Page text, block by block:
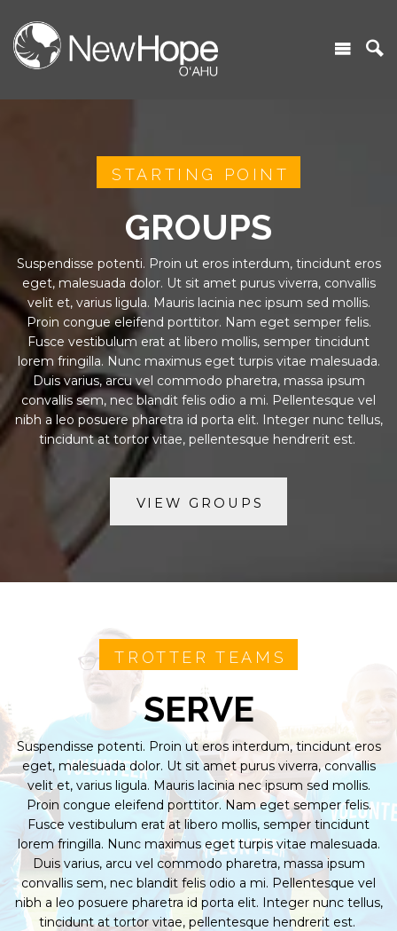
STARTING POINT
GROUPS
Suspendisse potenti. Proin ut eros interdum, tincidunt eros
eget, malesuada dolor. Ut sit amet purus viverra, convallis
velit et, varius ligula. Mauris lacinia nec ipsum sed mollis.
Proin congue eleifend porttitor. Nam eget semper felis.
Fusce vestibulum erat at libero mollis, semper tincidunt
lorem fringilla. Nunc maximus eget turpis vitae malesuada.
Duis varius, arcu vel commodo pharetra, massa ipsum
convallis sem, nec blandit felis odio a mi. Pellentesque vel
nibh a leo posuere pharetra id porta elit. Integer nunc tellus,
tincidunt at tortor vitae, pellentesque hendrerit est.
VIEW GROUPS
TROTTER TEAMS
SERVE
Suspendisse potenti. Proin ut eros interdum, tincidunt eros
eget, malesuada dolor. Ut sit amet purus viverra, convallis
velit et, varius ligula. Mauris lacinia nec ipsum sed mollis.
Proin congue eleifend porttitor. Nam eget semper felis.
Fusce vestibulum erat at libero mollis, semper tincidunt
lorem fringilla. Nunc maximus eget turpis vitae malesuada.
Duis varius, arcu vel commodo pharetra, massa ipsum
convallis sem, nec blandit felis odio a mi. Pellentesque vel
nibh a leo posuere pharetra id porta elit. Integer nunc tellus,
tincidunt at tortor vitae, pellentesque hendrerit est.